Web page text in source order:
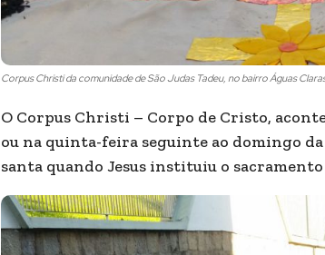
Corpus Christi da comunidade de São Judas Tadeu, no bairro Águas
O Corpus Christi – Corpo de Cristo,
ou na quinta-feira seguinte ao domingo
santa quando Jesus instituiu o